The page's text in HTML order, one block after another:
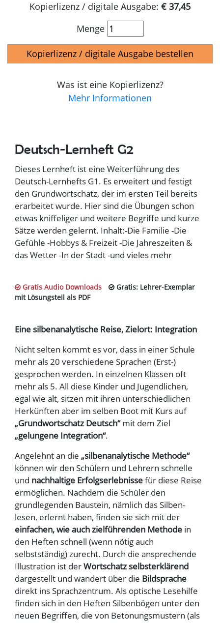
Kopierlizenz / digitale Ausgabe: € 37,45
Menge
Kopierlizenz / digitale Ausgabe bestellen
Was ist eine Kopierlizenz?
Mehr Informationen
Deutsch-Lernheft G2
Dieses Lernheft ist eine Weiterführung des
Deutsch-Lernhefts G1. Es erweitert und festigt
den Grundwortschatz, der im ersten Teil bereits
erarbeitet wurde. Hier sind die Übungen schon
etwas kniffeliger und weitere Begriffe und kurze
Sätze werden gelernt. Inhalt:-Die Familie -Die
Gefühle -Hobbys & Freizeit -Die Jahreszeiten &
das Wetter -In der Stadt -und vieles mehr
Gratis Audio Downloads
Gratis: Lehrer-Exemplar
mit Lösungsteil als PDF
Eine silbenanalytische Reise, Zielort: Integration
Nicht selten kommt es vor, dass in einer Schule
mehr als 20 verschiedene Sprachen (Erst-)
gesprochen werden. In einzelnen Klassen oft
mehr als 5. All diese Kinder und Jugendlichen,
egal wie alt, sitzen mit ihren unterschiedlichen
Herkünften aber im selben Boot mit Kurs auf
„Grundwortschatz Deutsch“mit dem Ziel
„gelungene Integration“.
Angelehnt an die „silbenanalytische Methode“
können wir den Schülern und Lehrern schnelle
und nachhaltige Erfolgserlebnissefür diese Reise
ermöglichen. Nachdem die Schüler den
grundlegenden Baustein, nämlich das Silben-
lesen, erlernt haben, finden sie sich mit der
einfachen, wie auch zielführenden Methode in
den Heften schnell (wenn nötig auch
selbstständig) zurecht. Durch die ansprechende
Illustration ist derWortschatz selbsterklärend
dargestellt und wandert über die Bildsprache
direkt ins Sprachzentrum. Als optische Lesehilfe
finden sich in den Heften Silbenbögen unter den
neuen Begriffen, die von Betonungsmustern (als